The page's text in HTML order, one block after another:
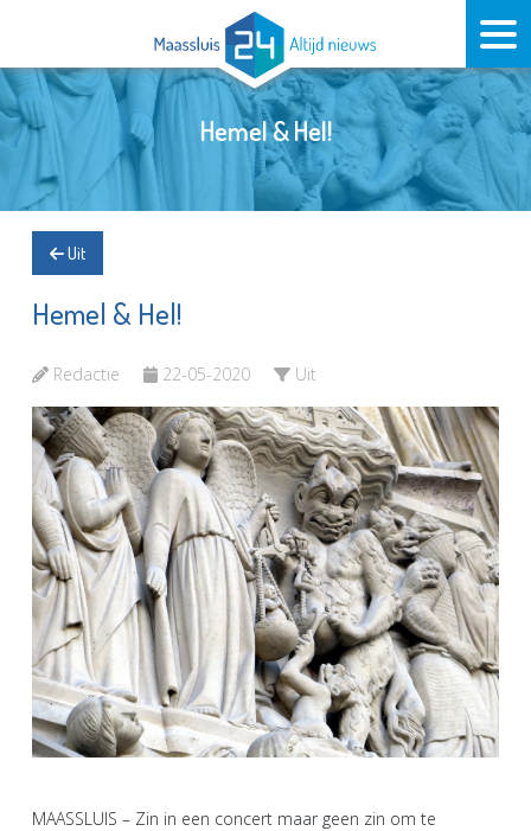
Hemel & Hel!
Uit
Hemel & Hel!
Redactie 22-05-2020 Uit
MAASSLUIS – Zin in een concert maar geen zin om te